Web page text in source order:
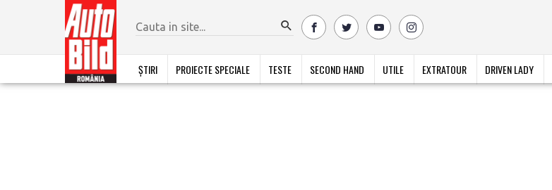
ȘTIRI PROIECTE SPECIALE TESTE SECOND HAND UTILE EXTRATOUR DRIVEN LADY